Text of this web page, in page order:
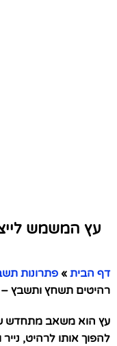
עץ המשמש
דף הבית » פתרונות
רהיטים תשחץ ותשבץ –
עץ הוא משאב מתחדש
להפוך אותו לרהיט, נייר